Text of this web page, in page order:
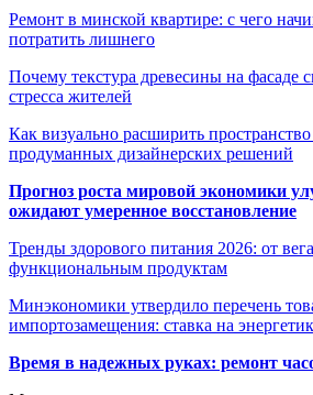
Ремонт в минской квартире: с чего
потратить лишнего
Почему текстура древесины на фасаде
стресса жителей
Как визуально расширить
продуманных дизайнерских решений
Прогноз роста мировой экономики
ожидают умеренное восстановление
Тренды здорового питания 2026: от
функциональным продуктам
Минэкономики утвердило перечень
импортозамещения: ставка на
Время в надежных руках: ремонт